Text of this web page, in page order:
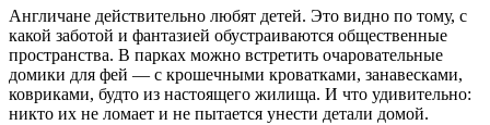
Англичане действительно любят детей. Это видно по тому, с
какой заботой и фантазией обустраиваются общественные
пространства. В парках можно встретить очаровательные
домики для фей — с крошечными кроватками, занавесками,
ковриками, будто из настоящего жилища. И что удивительно:
никто их не ломает и не пытается унести детали домой.